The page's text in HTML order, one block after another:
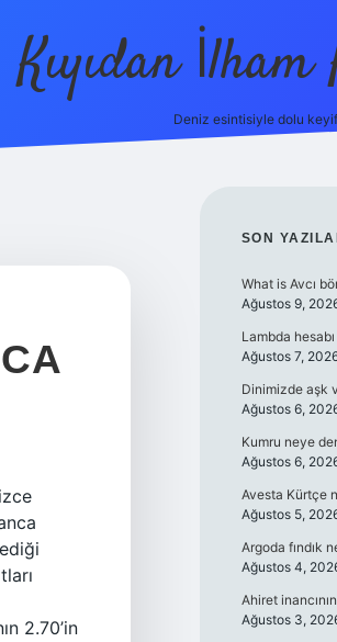
Kıyıdan
Deniz esintisiyle dolu
2.70’in
SON
What is Avcı
Ağustos 9,
Lambda
Ağustos 7,
Dinimizde aşk
Ağustos 6,
Kumru neye
Ağustos 6,
Avesta Kürtçe
Ağustos 5,
Argoda fındık
Ağustos 4,
Ahiret
Ağustos 3,